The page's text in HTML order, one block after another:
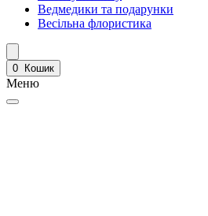
Ведмедики та подарунки
Весільна флористика
0 Кошик
Меню